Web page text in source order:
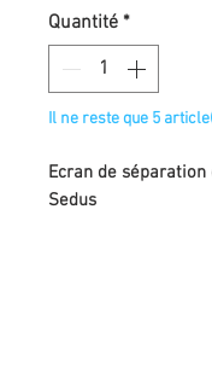
Quantité *
Il ne reste que 5
Ecran de
Sedus